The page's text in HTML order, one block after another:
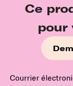
Ce
pour
Courrier